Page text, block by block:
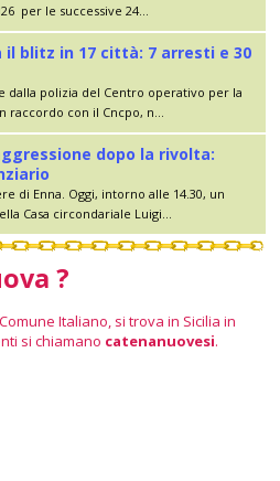
per le successive 24...
blitz in 17 città: 7 arresti e 30
dalla polizia del Centro operativo per la
raccordo con il Cncpo, n...
dopo la rivolta:
di Enna. Oggi, intorno alle 14.30, un
Casa circondariale Luigi...
?
Italiano, si trova in Sicilia in
si chiamano catenanuovesi.